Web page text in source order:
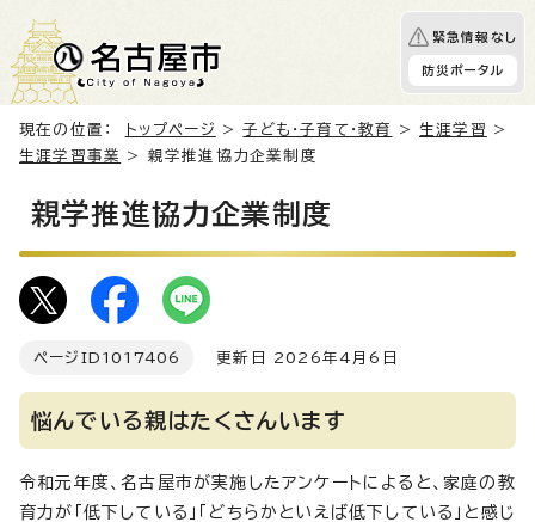
緊急情報なし
防災ポータル
現在の位置： トップページ >子ども・子育て・教育 >生涯学習
>
生涯学習事業
> 親学推進協力企業制度
親学推進協力企業制度
ページID 1017406 更新日 2026年4月6日
悩んでいる親はたくさんいます
令和元年度、名古屋市が実施したアンケートによると、家庭の教
育力が「低下している」「どちらかといえば低下している」と感じ